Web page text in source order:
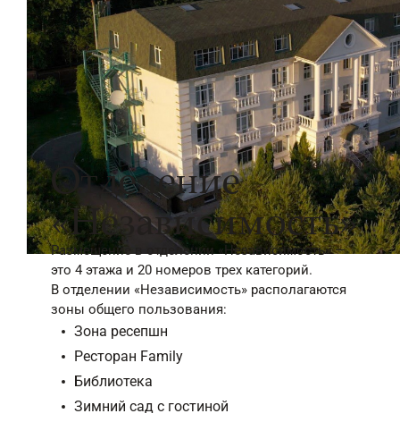
Отделение
«Независимость»
Размещение в отделении «Независимость» —
это 4 этажа и 20 номеров трех категорий.
В отделении «Независимость» располагаются
зоны общего пользования:
Зона ресепшн
Ресторан Family
Библиотека
Зимний сад с гостиной